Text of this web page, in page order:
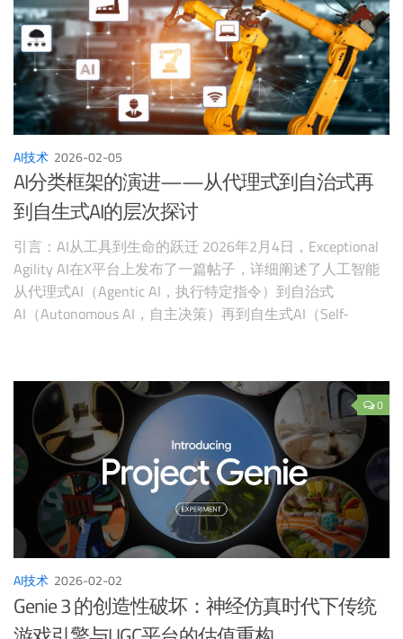
AI技术 2026-02-05
AI分类框架的演进——从代理式到自治式再
到自生式AI的层次探讨
引言：AI从工具到生命的跃迁 2026年2月4日，Exceptional
Agility AI在X平台上发布了一篇帖子，详细阐述了人工智能
从代理式AI（Agentic AI，执行特定指令）到自治式
AI（Autonomous AI，自主决策）再到自生式AI（Self-
代理式阶段，
0
AI技术 2026-02-02
Genie 3 的创造性破坏：神经仿真时代下传统